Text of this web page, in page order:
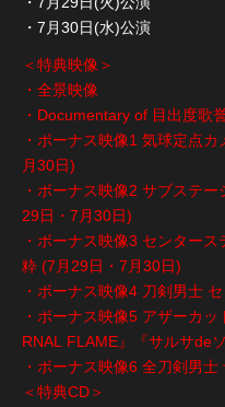
・7月30日(水)公演
＜特典映像＞
・全景映像
・Documentary of 目出度歌
・ボーナス映像1 気球定点
月30日)
・ボーナス映像2 サブステ
29日・7月30日)
・ボーナス映像3 センター
粋 (7月29日・7月30日)
・ボーナス映像4 刀剣男士
・ボーナス映像5 アザーカ
RNAL FLAME』『サルサdeソ
・ボーナス映像6 全刀剣男
＜特典CD＞